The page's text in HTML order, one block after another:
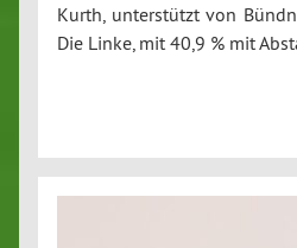
Kurth, unterstützt von
Die Linke, mit 40,9 % mit